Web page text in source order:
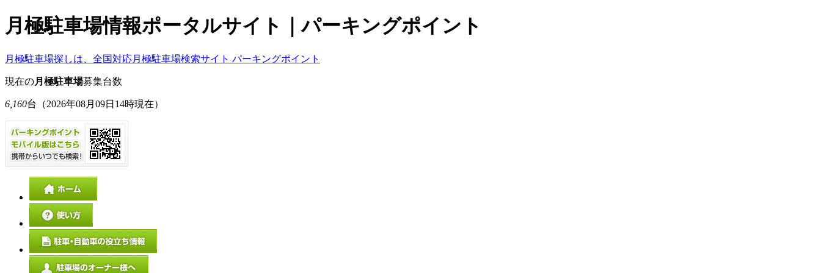
月極駐車場情報ポータルサイト｜パーキングポイント
月極駐車場探しは、全国対応月極駐車場検索サイト パーキングポイント
現在の月極駐車場募集台数
6,160台 （2026年08月09日14時現在）